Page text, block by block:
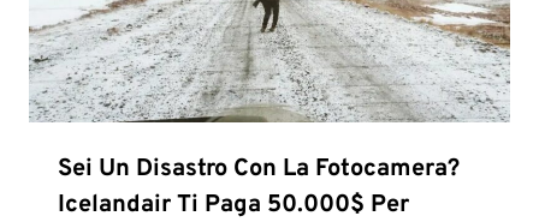
Sei Un Disastro Con La Fotocamera?
Icelandair Ti Paga 50.000$ Per